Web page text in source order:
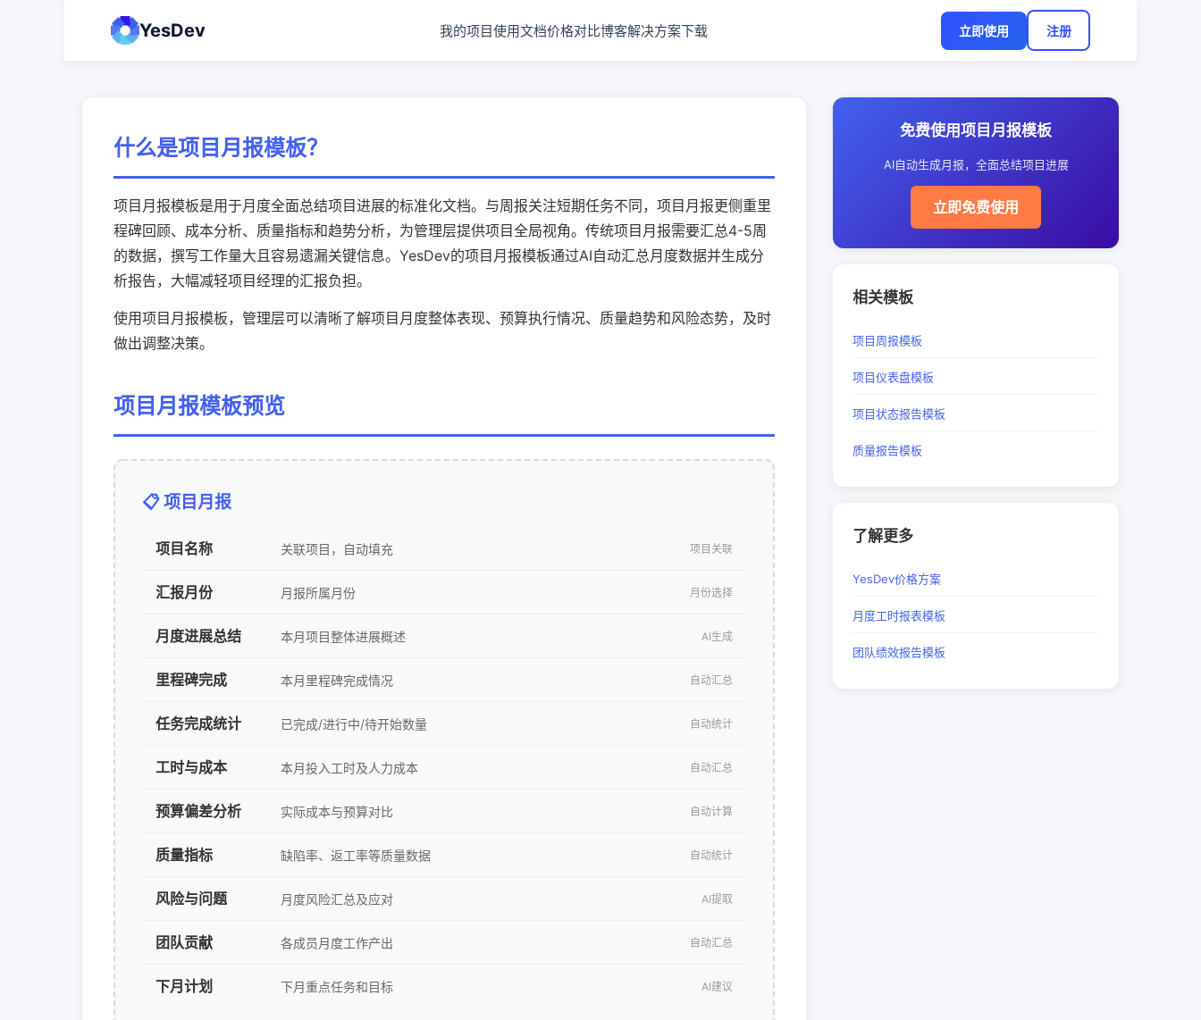
YesDev 我的项目使用文档价格对比博客解决方案下载 立即使用 注册
什么是项目月报模板？
项目月报模板是用于月度全面总结项目进展的标准化文档。与周报关注短期任务不同，项目月报更侧重里
程碑回顾、成本分析、质量指标和趋势分析，为管理层提供项目全局视角。传统项目月报需要汇总4-5周
的数据，撰写工作量大且容易遗漏关键信息。YesDev的项目月报模板通过AI自动汇总月度数据并生成分
析报告，大幅减轻项目经理的汇报负担。
使用项目月报模板，管理层可以清晰了解项目月度整体表现、预算执行情况、质量趋势和风险态势，及时
做出调整决策。
项目月报模板预览
📋 项目月报
项目名称 关联项目，自动填充 项目关联
汇报月份 月报所属月份 月份选择
月度进展总结 本月项目整体进展概述 AI生成
里程碑完成 本月里程碑完成情况 自动汇总
任务完成统计 已完成/进行中/待开始数量 自动统计
工时与成本 本月投入工时及人力成本 自动汇总
预算偏差分析 实际成本与预算对比 自动计算
质量指标 缺陷率、返工率等质量数据 自动统计
风险与问题 月度风险汇总及应对 AI提取
团队贡献 各成员月度工作产出 自动汇总
下月计划 下月重点任务和目标 AI建议
免费使用项目月报模板
AI自动生成月报，全面总结项目进展
立即免费使用
相关模板
项目周报模板
项目仪表盘模板
项目状态报告模板
质量报告模板
了解更多
YesDev价格方案
月度工时报表模板
团队绩效报告模板